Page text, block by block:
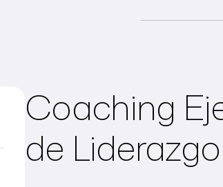
Coaching
de Liderazgo